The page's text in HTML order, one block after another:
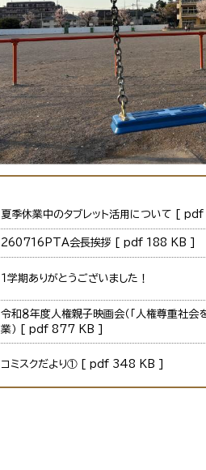
夏季休業中のタブレット活用について [
260716PTA会長挨拶 [ pdf 188 KB ]
１学期ありがとうございました！
令和８年度人権親子映画会（「人権尊重社会
業） [ pdf 877 KB ]
コミスクだより① [ pdf 348 KB ]